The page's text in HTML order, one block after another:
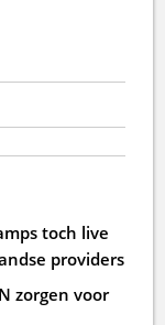
toch live
providers
zorgen voor